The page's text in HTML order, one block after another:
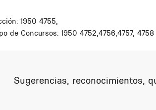
1950 4755,
de Concursos: 1950 4752,4756,4757, 4758
Sugerencias, reconocimientos,